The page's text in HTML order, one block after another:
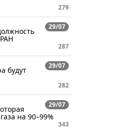
279
29/07
287
29/07
будут
282
29/07
на 90–99%
343